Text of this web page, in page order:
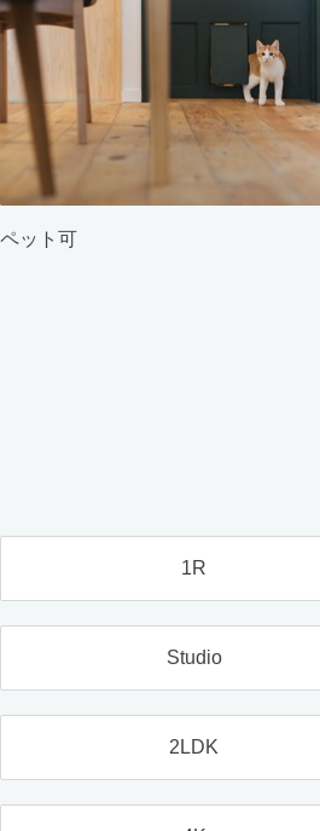
ペット可
1R
Studio
2LDK